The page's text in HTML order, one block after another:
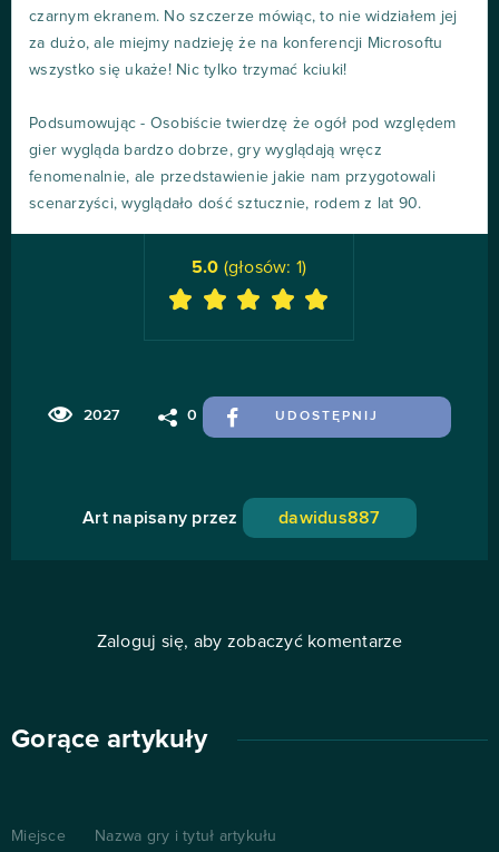
czarnym ekranem. No szczerze mówiąc, to nie widziałem jej
za dużo, ale miejmy nadzieję że na konferencji Microsoftu
wszystko się ukaże! Nic tylko trzymać kciuki!
Podsumowując - Osobiście twierdzę że ogół pod względem
gier wygląda bardzo dobrze, gry wyglądają wręcz
fenomenalnie, ale przedstawienie jakie nam przygotowali
scenarzyści, wyglądało dość sztucznie, rodem z lat 90.
2027 0 UDOSTĘPNIJ
5.0 (głosów: 1)
Art napisany przez dawidus887
Zaloguj się, aby zobaczyć komentarze
Gorące artykuły
Miejsce Nazwa gry i tytuł artykułu